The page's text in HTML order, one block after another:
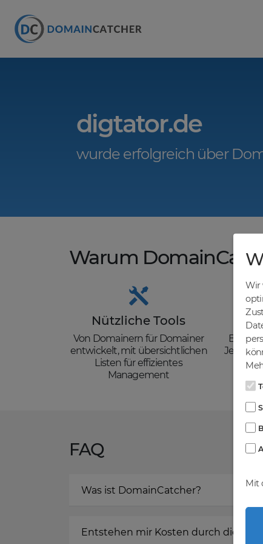
digtator.de
wurde erfolgreich über
Warum
Nützliche Tools
Von Domainern für Domainer
entwickelt, mit übersichtlichen
Listen für effizientes
Management
Je nach
zzgl.
FAQ
Was ist DomainCatcher?
Entstehen mir Kosten durch die
Wir
Mit